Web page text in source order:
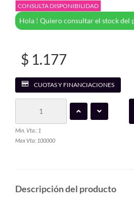
CONSULTA DISPONIBILIDAD
Hola ! Quiero consultar el stock del
$ 1.177
CUOTAS Y FINANCIACIONES
Min. Vta.: 1
Max Vta: 100000
Descripción del producto